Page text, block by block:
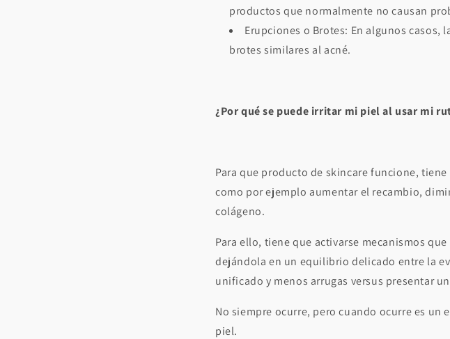
productos que normalmente no causan
Erupciones o Brotes: En algunos
brotes similares al acné.
¿Por qué se puede irritar mi piel al usar mi
Para que producto de skincare funcione,
como por ejemplo aumentar el recambio,
colágeno.
Para ello, tiene que activarse mecanismos
dejándola en un equilibrio delicado entre la
unificado y menos arrugas versus presentar
No siempre ocurre, pero cuando ocurre es un
piel.